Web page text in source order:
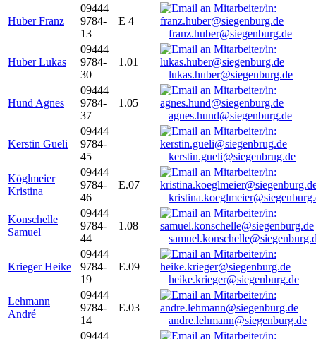
Huber Franz
09444
9784-
13
E 4
franz.huber@siegenburg.de
Huber Lukas
09444
9784-
30
1.01
lukas.huber@siegenburg.de
Hund Agnes
09444
9784-
37
1.05
agnes.hund@siegenburg.de
Kerstin Gueli
09444
9784-
45
kerstin.gueli@siegenbrug.de
Köglmeier
Kristina
09444
9784-
46
E.07
Konschelle
Samuel
09444
9784-
44
1.08
Krieger Heike
09444
9784-
19
E.09
heike.krieger@siegenburg.de
Lehmann
André
09444
9784-
14
E.03
andre.lehmann@siegenburg.de
09444